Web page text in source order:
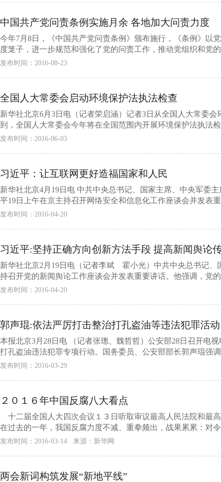
中国共产党问责条例实施月余 各地加大问责力度
今年7月8日，《中国共产党问责条例》颁布施行，《条例》以
度笼子，进一步规范和强化了党的问责工作，推动党组织和党
发布时间：2016-08-23
全国人大常委会启动环境保护法执法检查
新华社北京6月3日电（记者荣启涵）记者3日从全国人大常委
到，全国人大常委会今年将在全国范围内开展环境保护法执法
发布时间：2016-06-03
习近平：让互联网更好造福国家和人民
新华社北京4月19日电 中共中央总书记、国家主席、中央军委
平19日上午在京主持召开网络安全和信息化工作座谈会并发表
发布时间：2016-04-20
习近平:坚持正确方向创新方法手段 提高新闻舆论
新华社北京2月19日电（记者李斌 霍小光）中共中央总书记、
持召开党的新闻舆论工作座谈会并发表重要讲话。他强调，党
发布时间：2016-04-20
郭声琨:依法严厉打击整治打孔盗油等违法犯罪活动
本报北京3月28日电 （记者张璁、魏哲哲）公安部28日召开电
打孔盗油违法犯罪专项行动。国务委员、公安部部长郭声琨强
发布时间：2016-03-29
２０１６年中国反腐八大看点
十二届全国人大四次会议１３日听取审议最高人民法院和最
在过去的一年，我国反腐力度不减、重拳频出，战果累累：对
发布时间：2016-03-14 来源：新华网
两会新词构筑发展“新地平线”